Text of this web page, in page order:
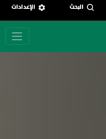
البحث الإعدادات